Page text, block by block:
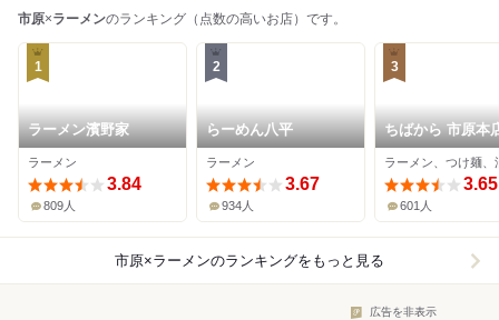
市原×ラーメンのランキング（点数の高いお店）です。
1
ラーメン濱野家
ラーメン
3.84
809人
2
らーめん八平
ラーメン
3.67
934人
3
ちばから 市原本
3.65
601人
市原×ラーメンのランキングをもっと見る
広告を非表示